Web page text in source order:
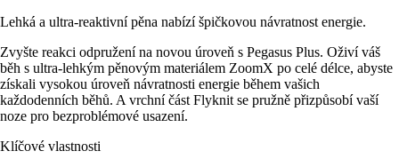
Lehká a ultra-reaktivní pěna nabízí špičkovou návratnost energie.
Zvyšte reakci odpružení na novou úroveň s Pegasus Plus. Oživí váš
běh s ultra-lehkým pěnovým materiálem ZoomX po celé délce, abyste
získali vysokou úroveň návratnosti energie během vašich
každodenních běhů. A vrchní část Flyknit se pružně přizpůsobí vaší
noze pro bezproblémové usazení.
Klíčové vlastnosti